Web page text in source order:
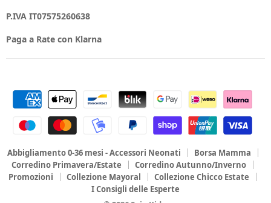
P.IVA IT07575260638
Paga a Rate con Klarna
Abbigliamento 0-36 mesi - Accessori Neonati
Borsa Mamma
Corredino Primavera/Estate
Corredino Autunno/Inverno
Promozioni
Collezione Mayoral
Collezione Chicco Estate
I Consigli delle Esperte